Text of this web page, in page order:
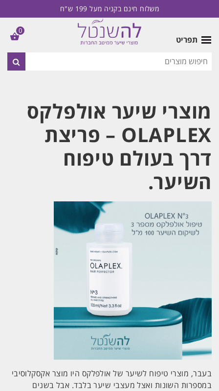
משלוח חינם בקניה מעל 199 ש"ח
תפריט
מוצרי שיער אולפלקס
OLAPLEX – פריצת
דרך בעולם טיפוח
השיער.
בעבר, מוצרי טיפוח לשיער של אולפלקס היו מוצר אקסקלוסיבי
במספרות השונות ואצל מעצבי שיער בלבד. אבל בשנים
0